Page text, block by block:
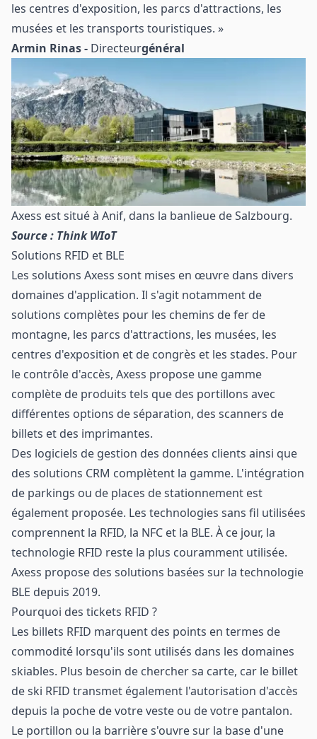
les centres d'exposition, les parcs d'attractions, les
musées et les transports touristiques. »
Armin Rinas - Directeurgénéral
Axess est situé à Anif, dans la banlieue de Salzbourg.
Source : Think WIoT
Solutions RFID et BLE
Les solutions Axess sont mises en œuvre dans divers
domaines d'application. Il s'agit notamment de
solutions complètes pour les chemins de fer de
montagne, les parcs d'attractions, les musées, les
centres d'exposition et de congrès et les stades. Pour
le contrôle d'accès, Axess propose une gamme
complète de produits tels que des portillons avec
différentes options de séparation, des scanners de
billets et des imprimantes.
Des logiciels de gestion des données clients ainsi que
des solutions CRM complètent la gamme. L'intégration
de parkings ou de places de stationnement est
également proposée. Les technologies sans fil utilisées
comprennent la RFID, la NFC et la BLE. À ce jour, la
technologie RFID reste la plus couramment utilisée.
Axess propose des solutions basées sur la technologie
BLE depuis 2019.
Pourquoi des tickets RFID ?
Les billets RFID marquent des points en termes de
commodité lorsqu'ils sont utilisés dans les domaines
skiables. Plus besoin de chercher sa carte, car le billet
de ski RFID transmet également l'autorisation d'accès
depuis la poche de votre veste ou de votre pantalon.
Le portillon ou la barrière s'ouvre sur la base d'une